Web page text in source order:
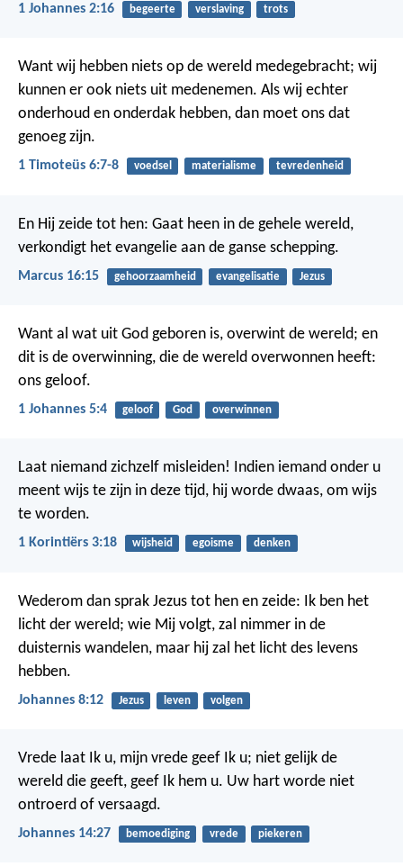
1 Johannes 2:16 begeerte verslaving trots
Want wij hebben niets op de wereld medegebracht; wij
kunnen er ook niets uit medenemen. Als wij echter
onderhoud en onderdak hebben, dan moet ons dat
genoeg zijn.
1 Timoteüs 6:7-8 voedsel materialisme tevredenheid
En Hij zeide tot hen: Gaat heen in de gehele wereld,
verkondigt het evangelie aan de ganse schepping.
Marcus 16:15 gehoorzaamheid evangelisatie Jezus
Want al wat uit God geboren is, overwint de wereld; en
dit is de overwinning, die de wereld overwonnen heeft:
ons geloof.
1 Johannes 5:4 geloof God overwinnen
Laat niemand zichzelf misleiden! Indien iemand onder u
meent wijs te zijn in deze tijd, hij worde dwaas, om wijs
te worden.
1 Korintiërs 3:18 wijsheid egoisme denken
Wederom dan sprak Jezus tot hen en zeide: Ik ben het
licht der wereld; wie Mij volgt, zal nimmer in de
duisternis wandelen, maar hij zal het licht des levens
hebben.
Johannes 8:12 Jezus leven volgen
Vrede laat Ik u, mijn vrede geef Ik u; niet gelijk de
wereld die geeft, geef Ik hem u. Uw hart worde niet
ontroerd of versaagd.
Johannes 14:27 bemoediging vrede piekeren